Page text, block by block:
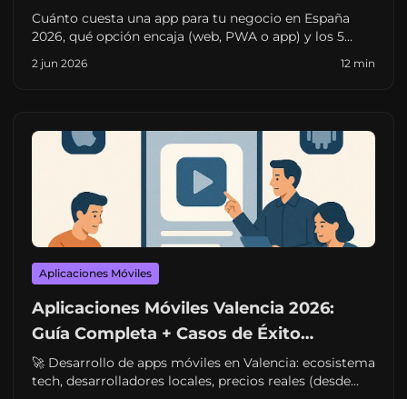
Cuánto cuesta una app para tu negocio en España
2026, qué opción encaja (web, PWA o app) y los 5
dinero.
2 jun 2026 12 min
Aplicaciones Móviles
Aplicaciones Móviles Valencia 2026:
Guía Completa + Casos de Éxito
Lanzadera
🚀 Desarrollo de apps móviles en Valencia: ecosistema
tech, desarrolladores locales, precios reales (desde